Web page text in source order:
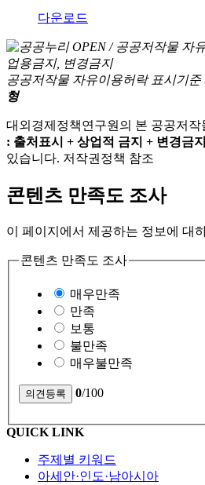
다운로드
공공저작물 자유이용허락 표시기준
형
대외경제정책연구원의 본 공공저작
: 출처표시 + 상업적 금지 + 변경금
있습니다. 저작권정책 참조
콘텐츠 만족도 조사
이 페이지에서 제공하는 정보에 대
콘텐츠 만족도 조사
매우만족
만족
보통
불만족
매우불만족
0/100
QUICK LINK
주제별 키워드
아세안·인도·남아시아